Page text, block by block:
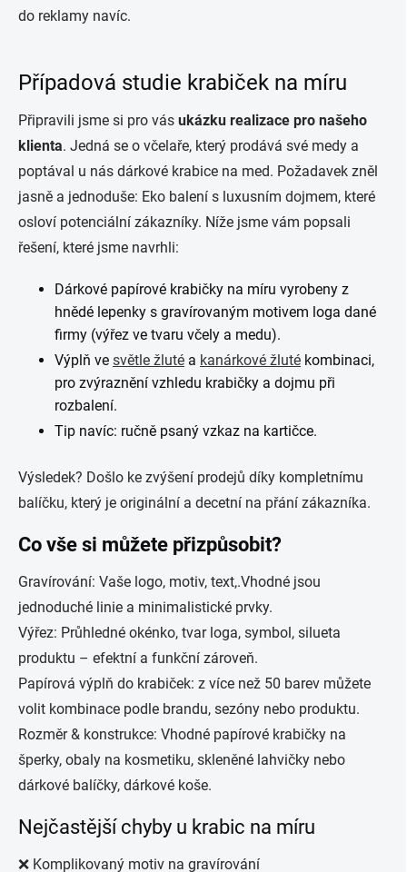
do reklamy navíc.
Případová studie krabiček na míru
Připravili jsme si pro vás ukázku realizace pro našeho
klienta. Jedná se o včelaře, který prodává své medy a
poptával u nás dárkové krabice na med. Požadavek zněl
jasně a jednoduše: Eko balení s luxusním dojmem, které
osloví potenciální zákazníky. Níže jsme vám popsali
řešení, které jsme navrhli:
Dárkové papírové krabičky na míru vyrobeny z
hnědé lepenky s gravírovaným motivem loga dané
firmy (výřez ve tvaru včely a medu).
Výplň ve světle žluté a kanárkové žluté kombinaci,
pro zvýraznění vzhledu krabičky a dojmu při
rozbalení.
Tip navíc: ručně psaný vzkaz na kartičce.
Výsledek? Došlo ke zvýšení prodejů díky kompletnímu
balíčku, který je originální a decetní na přání zákazníka.
Co vše si můžete přizpůsobit?
Gravírování: Vaše logo, motiv, text,.Vhodné jsou
jednoduché linie a minimalistické prvky.
Výřez: Průhledné okénko, tvar loga, symbol, silueta
produktu – efektní a funkční zároveň.
Papírová výplň do krabiček: z více než 50 barev můžete
volit kombinace podle brandu, sezóny nebo produktu.
Rozměr & konstrukce: Vhodné papírové krabičky na
šperky, obaly na kosmetiku, skleněné lahvičky nebo
dárkové balíčky, dárkové koše.
Nejčastější chyby u krabic na míru
❌ Komplikovaný motiv na gravírování